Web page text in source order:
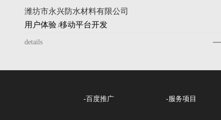
潍坊市永兴防水材料有限公司
用户体验 /移动平台开发
details
-百度推广 -服务项目